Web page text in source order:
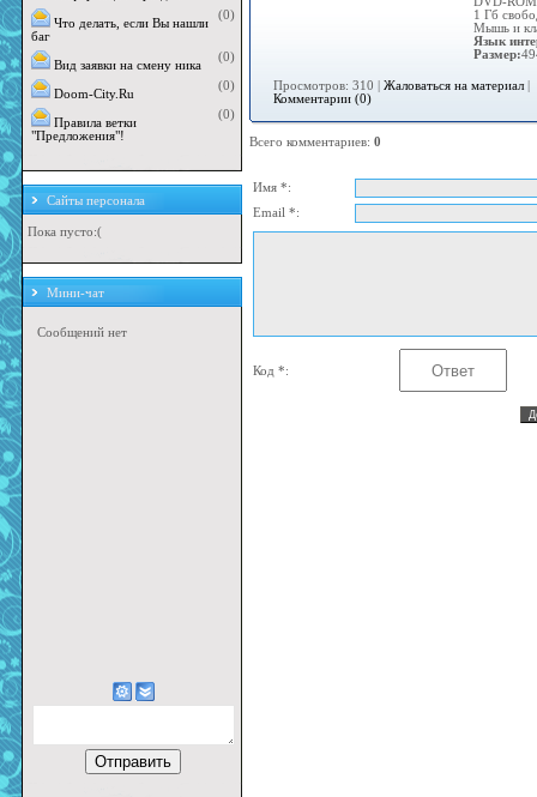
Что делать, если Вы нашли
баг
(0)
Вид заявки на смену ника
(0)
Doom-City.Ru
(0)
Правила ветки
"Предложения"!
(0)
Сайты персонала
Пока пусто:(
Мини-чат
1 Гб
Мышь и
Язык
Размер:
Просмотров: 310 | Жаловаться на материал
Комментарии (0)
Всего комментариев: 0
Имя *:
Email *:
Код *: